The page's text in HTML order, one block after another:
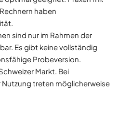
haben
sind nur im Rahmen der
Es gibt keine vollständig
Probeversion.
Markt. Bei
treten möglicherweise